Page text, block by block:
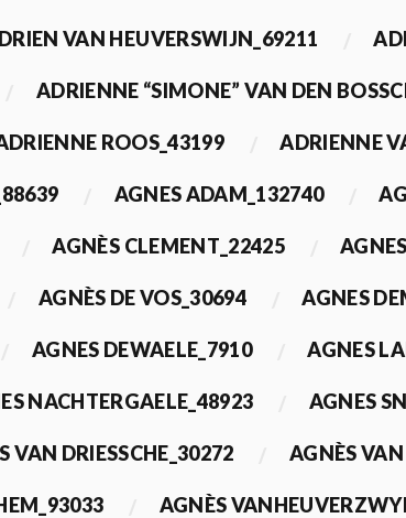
VAN HEUVERSWIJN_69211
ADRIENNE “SIMONE” VAN DEN
ROOS_43199 ADRIENNE
AGNES ADAM_132740
AGNÈS CLEMENT_22425
AGNÈS DE VOS_30694 AGNES
AGNES DEWAELE_7910 AGNES
NACHTERGAELE_48923 AGNES
VAN DRIESSCHE_30272 AGNÈS
AGNÈS